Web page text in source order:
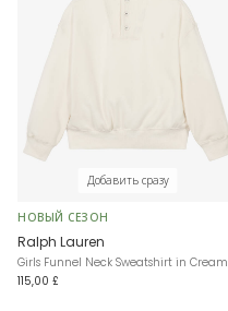
Добавить сразу
НОВЫЙ СЕЗОН
Ralph Lauren
Girls Funnel Neck Sweatshirt in Cream
115,00 £